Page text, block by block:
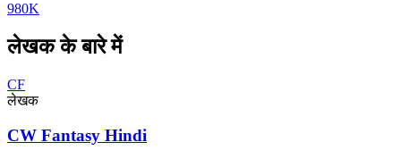
980K
लेखक के बारे में
CF
लेखक
CW Fantasy Hindi